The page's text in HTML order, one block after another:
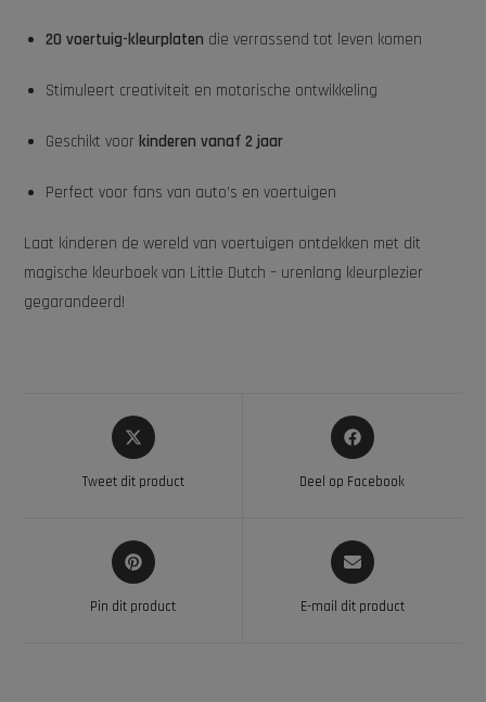
20 voertuig-kleurplaten die verrassend tot leven komen
Stimuleert creativiteit en motorische ontwikkeling
Geschikt voorkinderen vanaf 2 jaar
Perfect voor fans van auto’s en voertuigen
Laat kinderen de wereld van voertuigen ontdekken met dit
magische kleurboek van Little Dutch – urenlang kleurplezier
gegarandeerd!
Tweet dit product Deel op Facebook
Pin dit product E-mail dit product